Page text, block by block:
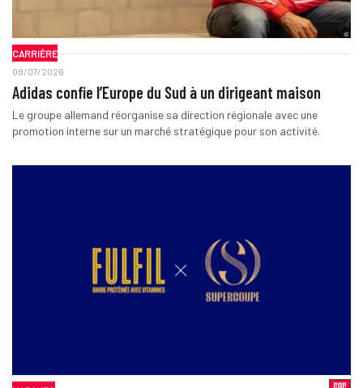
CARRIÈRE
08/07/2026
Adidas confie l’Europe du Sud à un dirigeant maison
Le groupe allemand réorganise sa direction régionale avec une
promotion interne sur un marché stratégique pour son activité.